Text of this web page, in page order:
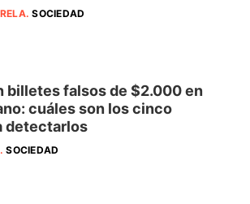
.SOCIEDAD
billetes falsos de $2.000 en
cuáles son los cinco
detectarlos
.SOCIEDAD